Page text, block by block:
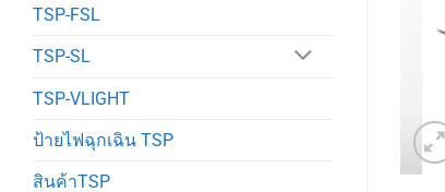
TSP-FSL
TSP-SL
TSP-VLIGHT
ป้ายไฟฉุกเฉิน TSP
สินค้าTSP